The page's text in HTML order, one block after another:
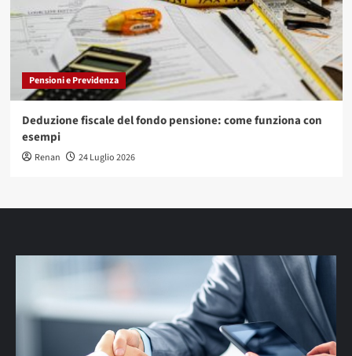
Pensioni e Previdenza
Deduzione fiscale del fondo pensione: come funziona con
esempi
Renan 24 Luglio 2026